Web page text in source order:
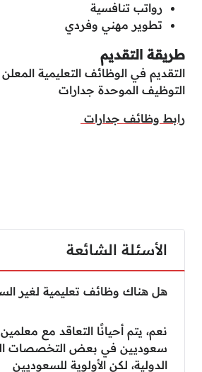
رواتب تنافسية
تطوير مهني وفردي
طريقة التقديم
التقديم في الوظائف التعليمية
التوظيف الموحدة جدارات
رابط وظائف جدارات
الأسئلة الشائعة
هل هناك وظائف تعليمية لغير
نعم، يتم أحيانًا التعاقد مع
سعوديين في بعض التخصصات
الدولية، لكن الأولوية للسعوديين